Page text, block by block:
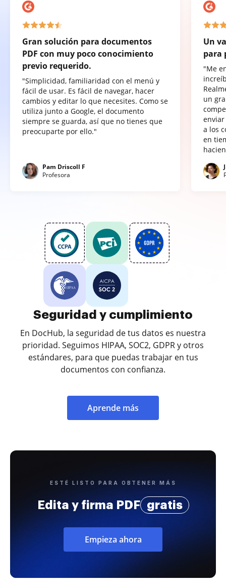
Gran solución para documentos
PDF con muy poco conocimiento
previo requerido.
"Simplicidad, familiaridad con el menú y
fácil de usar. Es fácil de navegar, hacer
cambios y editar lo que necesites. Como se
utiliza junto a Google, el documento
siempre se guarda, así que no tienes que
preocuparte por ello."
Pam Driscoll F
Profesora
Un
para
"Me
un
a los
en
Seguridad y cumplimiento
En DocHub, la seguridad de tus datos es nuestra
prioridad. Seguimos HIPAA, SOC2, GDPR y otros
estándares, para que puedas trabajar en tus
documentos con confianza.
Aprende más
ESTÉ LISTO PARA OBTENER MÁS
Edita y firma PDF gratis
Empieza ahora